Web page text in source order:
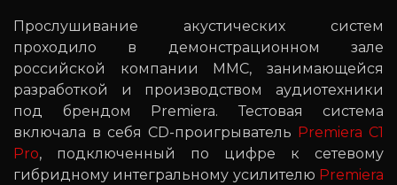
Прослушивание акустических систем
проходило в демонстрационном зале
российской компании ММС, занимающейся
разработкой и производством аудиотехники
под брендом Premiera. Тестовая система
включала в себя CD-проигрыватель Premiera C1
Pro, подключенный по цифре к сетевому
гибридному интегральному усилителю Premiera